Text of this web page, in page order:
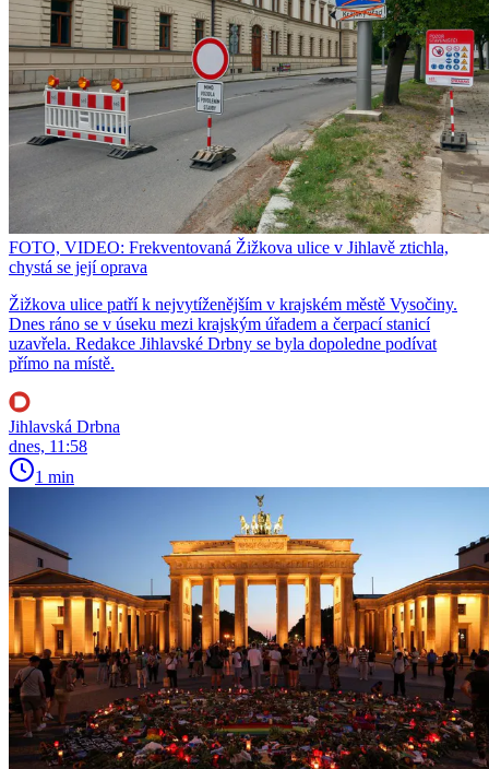
FOTO, VIDEO: Frekventovaná Žižkova ulice v Jihlavě ztichla,
chystá se její oprava
Žižkova ulice patří k nejvytíženějším v krajském městě Vysočiny.
Dnes ráno se v úseku mezi krajským úřadem a čerpací stanicí
uzavřela. Redakce Jihlavské Drbny se byla dopoledne podívat
přímo na místě.
Jihlavská Drbna
dnes, 11:58
1 min